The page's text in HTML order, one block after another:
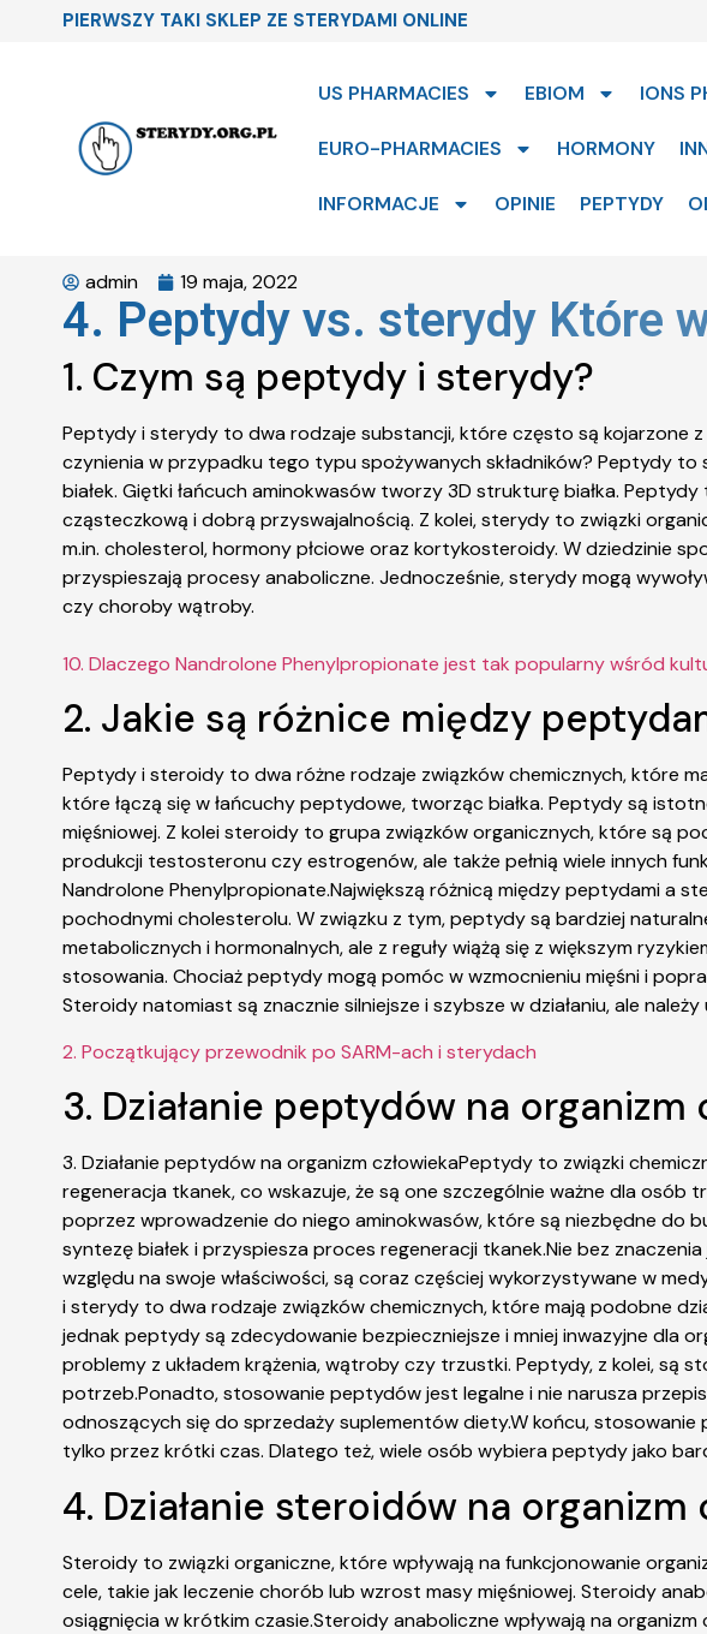
PIERWSZY TAKI SKLEP ZE STERYDAMI ONLINE
US PHARMACIES EBIOM IONS
EURO-PHARMACIES HORMONY
INFORMACJE OPINIE PEPTYDY
admin 19 maja, 2022
4. Peptydy vs. sterydy Które
1. Czym są peptydy i sterydy?
Peptydy i sterydy to dwa rodzaje substancji, które często są kojarzone
czynienia w przypadku tego typu spożywanych składników? Peptydy
białek. Giętki łańcuch aminokwasów tworzy 3D strukturę białka.
cząsteczkową i dobrą przyswajalnością. Z kolei, sterydy to związki
m.in. cholesterol, hormony płciowe oraz kortykosteroidy. W dziedzinie
przyspieszają procesy anaboliczne. Jednocześnie, sterydy mogą
czy choroby wątroby.
10. Dlaczego Nandrolone Phenylpropionate jest tak popularny wśród
2. Jakie są różnice między
Peptydy i steroidy to dwa różne rodzaje związków chemicznych, które
które łączą się w łańcuchy peptydowe, tworząc białka. Peptydy są
mięśniowej. Z kolei steroidy to grupa związków organicznych, które są
produkcji testosteronu czy estrogenów, ale także pełnią wiele innych
Nandrolone Phenylpropionate.Największą różnicą między peptydami a
pochodnymi cholesterolu. W związku z tym, peptydy są bardziej
metabolicznych i hormonalnych, ale z reguły wiążą się z większym
stosowania. Chociaż peptydy mogą pomóc w wzmocnieniu mięśni i
Steroidy natomiast są znacznie silniejsze i szybsze w działaniu, ale
2. Początkujący przewodnik po SARM-ach i sterydach
3. Działanie peptydów na organizm
3. Działanie peptydów na organizm człowiekaPeptydy to związki
regeneracja tkanek, co wskazuje, że są one szczególnie ważne dla osób
poprzez wprowadzenie do niego aminokwasów, które są niezbędne do
syntezę białek i przyspiesza proces regeneracji tkanek.Nie bez
względu na swoje właściwości, są coraz częściej wykorzystywane w
i sterydy to dwa rodzaje związków chemicznych, które mają podobne
jednak peptydy są zdecydowanie bezpieczniejsze i mniej inwazyjne dla
problemy z układem krążenia, wątroby czy trzustki. Peptydy, z kolei, są
potrzeb.Ponadto, stosowanie peptydów jest legalne i nie narusza
odnoszących się do sprzedaży suplementów diety.W końcu,
tylko przez krótki czas. Dlatego też, wiele osób wybiera peptydy jako
4. Działanie steroidów na organizm
Steroidy to związki organiczne, które wpływają na funkcjonowanie
cele, takie jak leczenie chorób lub wzrost masy mięśniowej. Steroidy
osiągnięcia w krótkim czasie.Steroidy anaboliczne wpływają na